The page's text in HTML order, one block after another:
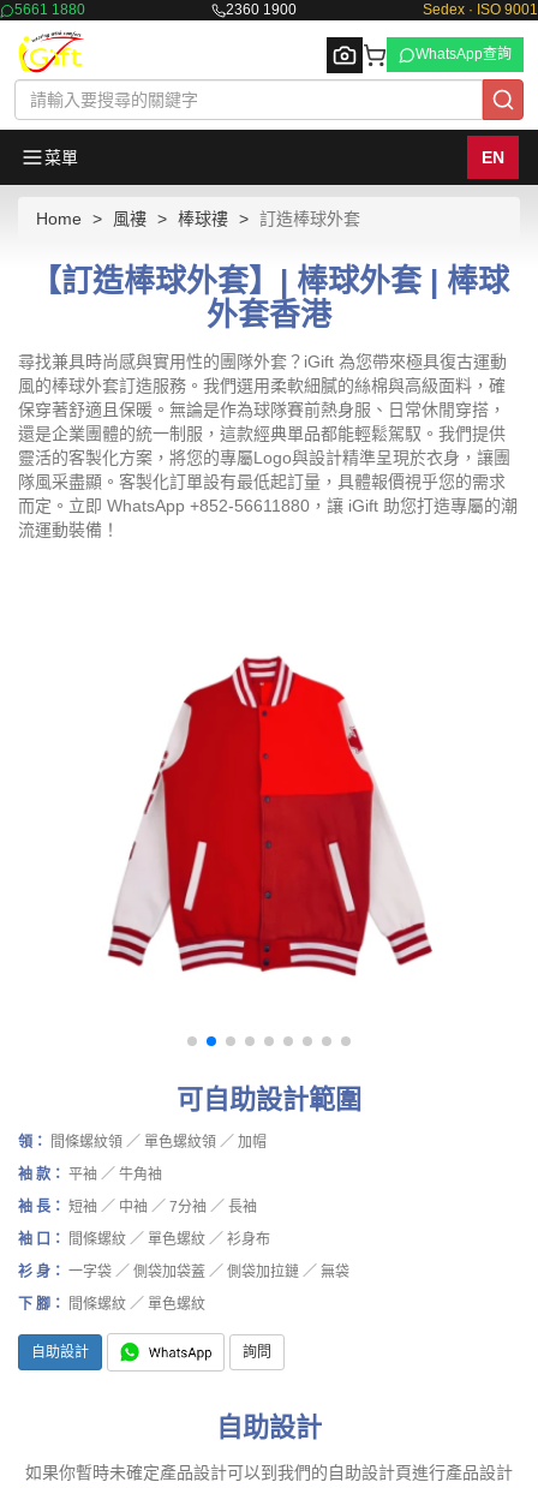
5661 1880 2360 1900 Sedex · ISO 9001
Browse
WhatsApp查詢
菜單 EN
Home 風褸 棒球䄛 訂造棒球外套
【訂造棒球外套】| 棒球外套 | 棒球
外套香港
尋找兼具時尚感與實用性的團隊外套？iGift 為您帶來極具復古運動
風的棒球外套訂造服務。我們選用柔軟細膩的絲棉與高級面料，確
保穿著舒適且保暖。無論是作為球隊賽前熱身服、日常休閒穿搭，
還是企業團體的統一制服，這款經典單品都能輕鬆駕馭。我們提供
靈活的客製化方案，將您的專屬Logo與設計精準呈現於衣身，讓團
隊風采盡顯。客製化訂單設有最低起訂量，具體報價視乎您的需求
而定。立即 WhatsApp +852-56611880，讓 iGift 助您打造專屬的潮
流運動裝備！
可自助設計範圍
領：
間條螺紋領 ／ 單色螺紋領 ／ 加帽
袖 款： 平袖 ／ 牛角袖
袖 長： 短袖 ／ 中袖 ／ 7分袖 ／ 長袖
袖 口：
間條螺紋 ／ 單色螺紋 ／ 衫身布
衫 身： 一字袋 ／ 側袋加袋蓋 ／ 側袋加拉鏈 ／ 無袋
下 腳：
間條螺紋 ／ 單色螺紋
自助設計 詢問
自助設計
如果你暫時未確定產品設計可以到我們的自助設計頁進行產品設計